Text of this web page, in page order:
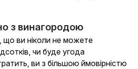
з винагородою
ви ніколи не можете
чи буде угода
ви з більшою ймовірністю